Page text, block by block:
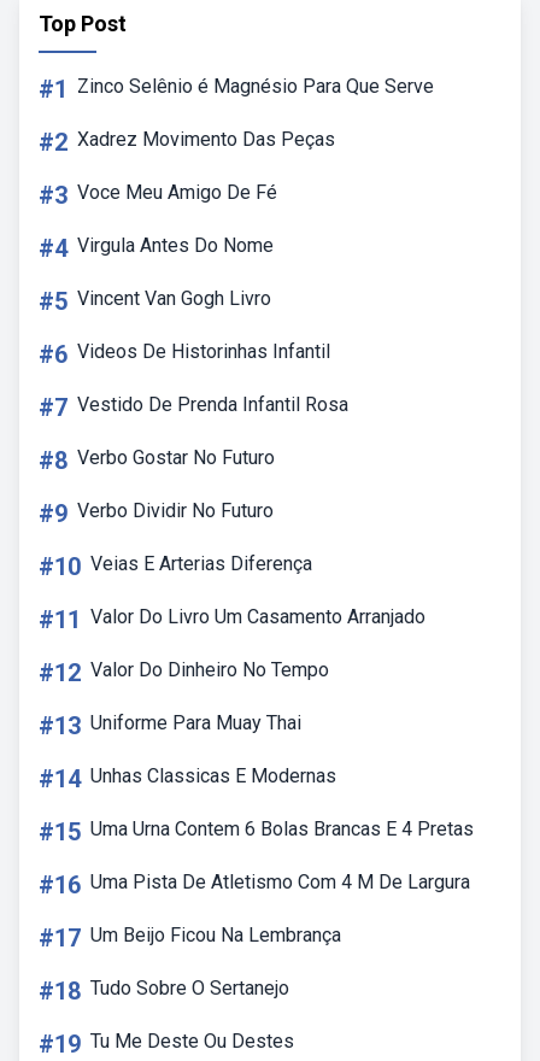
Top Post
#1 Zinco Selênio é Magnésio Para Que Serve
#2 Xadrez Movimento Das Peças
#3 Voce Meu Amigo De Fé
#4 Virgula Antes Do Nome
#5 Vincent Van Gogh Livro
#6 Videos De Historinhas Infantil
#7 Vestido De Prenda Infantil Rosa
#8 Verbo Gostar No Futuro
#9 Verbo Dividir No Futuro
#10 Veias E Arterias Diferença
#11 Valor Do Livro Um Casamento Arranjado
#12 Valor Do Dinheiro No Tempo
#13 Uniforme Para Muay Thai
#14 Unhas Classicas E Modernas
#15 Uma Urna Contem 6 Bolas Brancas E 4 Pretas
#16 Uma Pista De Atletismo Com 4 M De Largura
#17 Um Beijo Ficou Na Lembrança
#18 Tudo Sobre O Sertanejo
#19 Tu Me Deste Ou Destes